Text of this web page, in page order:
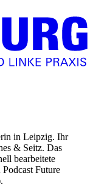
in Leipzig. Ihr
& Seitz. Das
bearbeitete
Future